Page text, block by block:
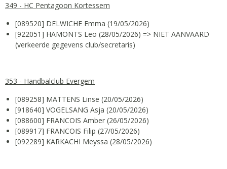
349 - HC Pentagoon Kortessem
[089520] DELWICHE Emma (19/05/2026)
[922051] HAMONTS Leo (28/05/2026) => NIET AANVAARD
(verkeerde gegevens club/secretaris)
353 - Handbalclub Evergem
[089258] MATTENS Linse (20/05/2026)
[918640] VOGELSANG Asja (20/05/2026)
[088600] FRANCOIS Amber (26/05/2026)
[089917] FRANCOIS Filip (27/05/2026)
[092289] KARKACHI Meyssa (28/05/2026)